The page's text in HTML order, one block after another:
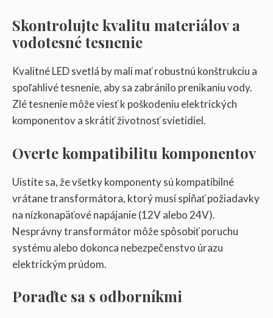
Skontrolujte kvalitu materiálov a
vodotesné tesnenie
Kvalitné LED svetlá by mali mať robustnú konštrukciu a
spoľahlivé tesnenie, aby sa zabránilo prenikaniu vody.
Zlé tesnenie môže viesť k poškodeniu elektrických
komponentov a skrátiť životnosť svietidiel.
Overte kompatibilitu komponentov
Uistite sa, že všetky komponenty sú kompatibilné
vrátane transformátora, ktorý musí spĺňať požiadavky
na nízkonapäťové napájanie (12V alebo 24V).
Nesprávny transformátor môže spôsobiť poruchu
systému alebo dokonca nebezpečenstvo úrazu
elektrickým prúdom.
Poraďte sa s odborníkmi